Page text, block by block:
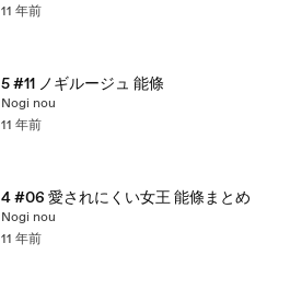
11 年前
5 #11 ノギルージュ 能條
Nogi nou
11 年前
4 #06 愛されにくい女王 能條まとめ
Nogi nou
11 年前